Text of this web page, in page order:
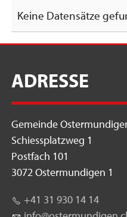
Keine Datensätze
ADRESSE
Gemeinde
Schiessplatzweg 1
Postfach 101
3072 Ostermundigen 1
+41 31 930 14 14